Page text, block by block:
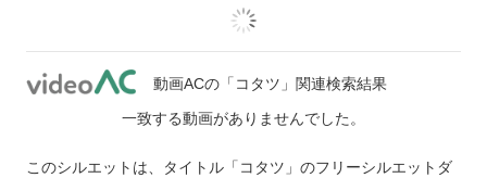
動画ACの「コタツ」関連検索結果
一致する動画がありませんでした。
このシルエットは、タイトル「コタツ」のフリーシルエットダ